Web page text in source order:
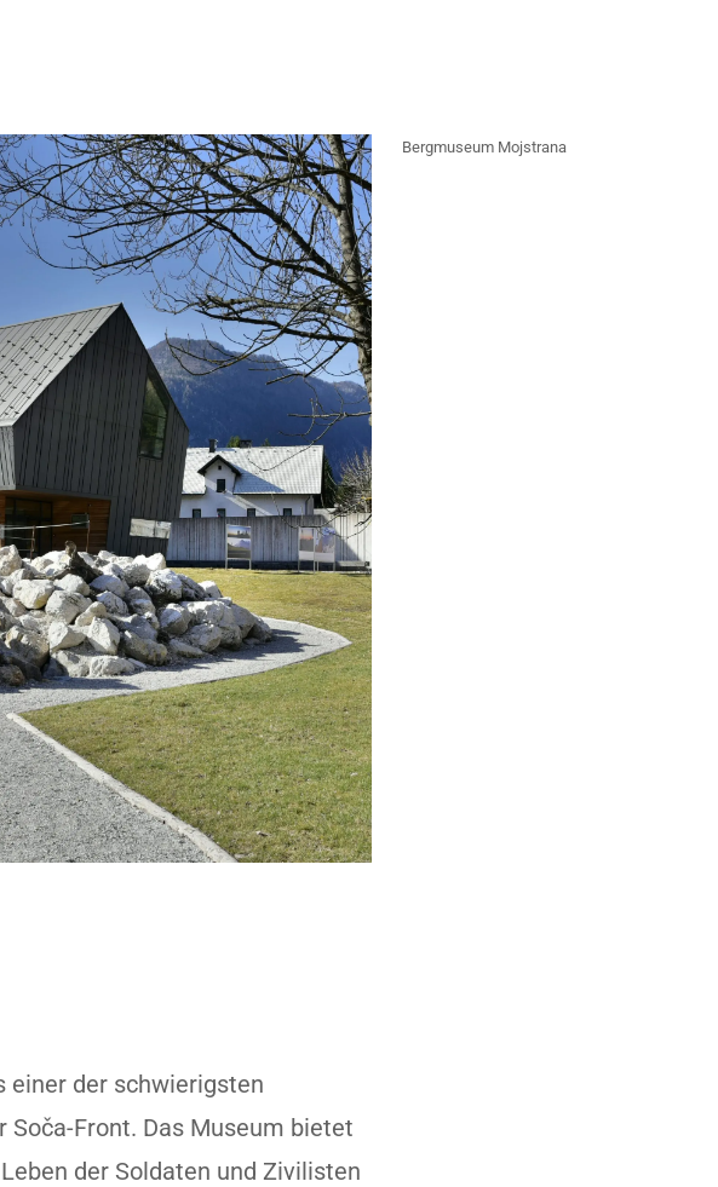
Bergmuseum Mojstrana
einer der schwierigsten
Front. Das Museum bietet
der Soldaten und Zivilisten